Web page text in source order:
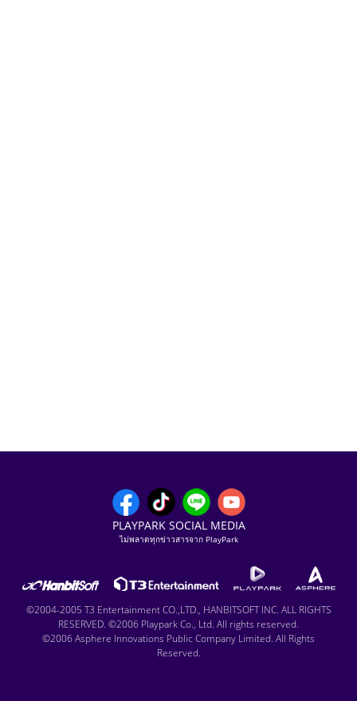
PLAYPARK SOCIAL MEDIA
ไม่พลาดทุกข่าวสารจาก PlayPark
©2004-2005 T3 Entertainment CO.,LTD., HANBITSOFT INC. ALL RIGHTS
RESERVED. ©2006 Playpark Co., Ltd. All rights reserved.
©2006 Asphere Innovations Public Company Limited. All Rights
Reserved.